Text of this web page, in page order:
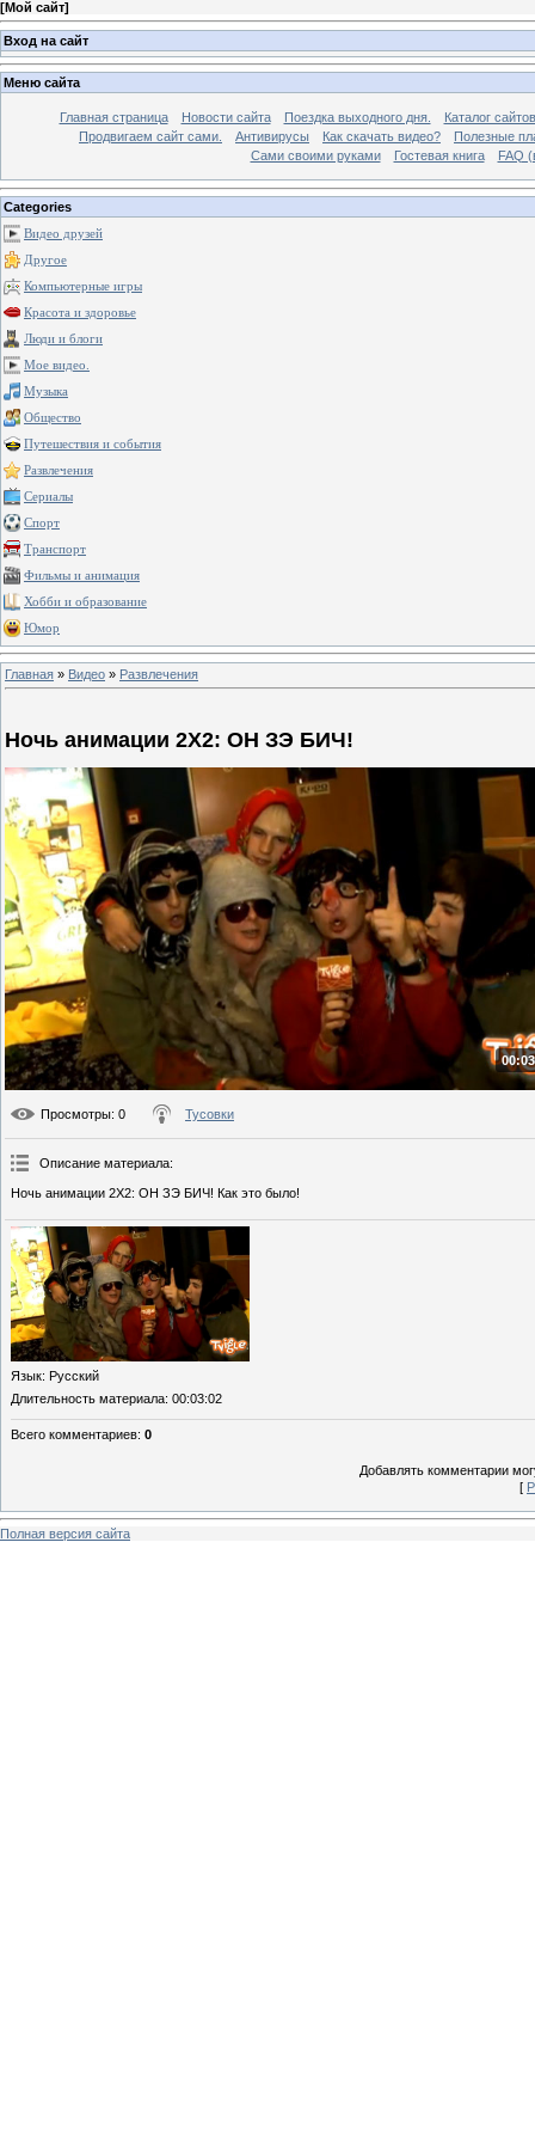
[Мой сайт]
Вход на сайт
Меню сайта
Главная страница Новости сайта Поездка выходного дня.
Каталог сайтов
Продвигаем сайт сами.
Антивирусы Как скачать видео?
Полезные
Сами своими руками
Гостевая книга FAQ
Categories
Видео друзей
Другое
Компьютерные игры
Красота и здоровье
Люди и блоги
Мое видео.
Музыка
Общество
Путешествия и события
Развлечения
Сериалы
Спорт
Транспорт
Фильмы и анимация
Хобби и образование
Юмор
Главная » Видео » Развлечения
Ночь анимации 2Х2: ОН ЗЭ БИЧ!
Просмотры: 0 Тусовки
Описание материала:
Ночь анимации 2Х2: ОН ЗЭ БИЧ! Как это было!
Язык: Русский
Длительность материала: 00:03:02
Всего комментариев: 0
Добавлять комментарии
[
Полная версия сайта